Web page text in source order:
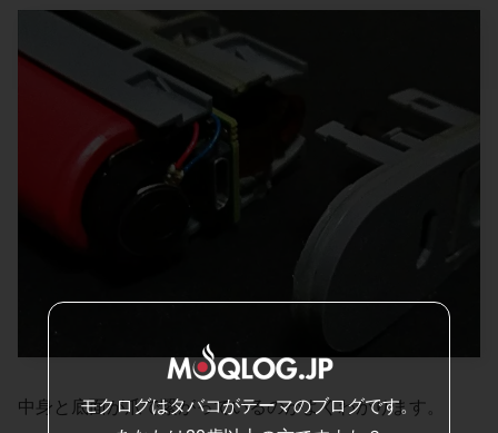
中身と底面が爪で繋がっているのがよくわかります。
モクログはタバコがテーマのブログです。